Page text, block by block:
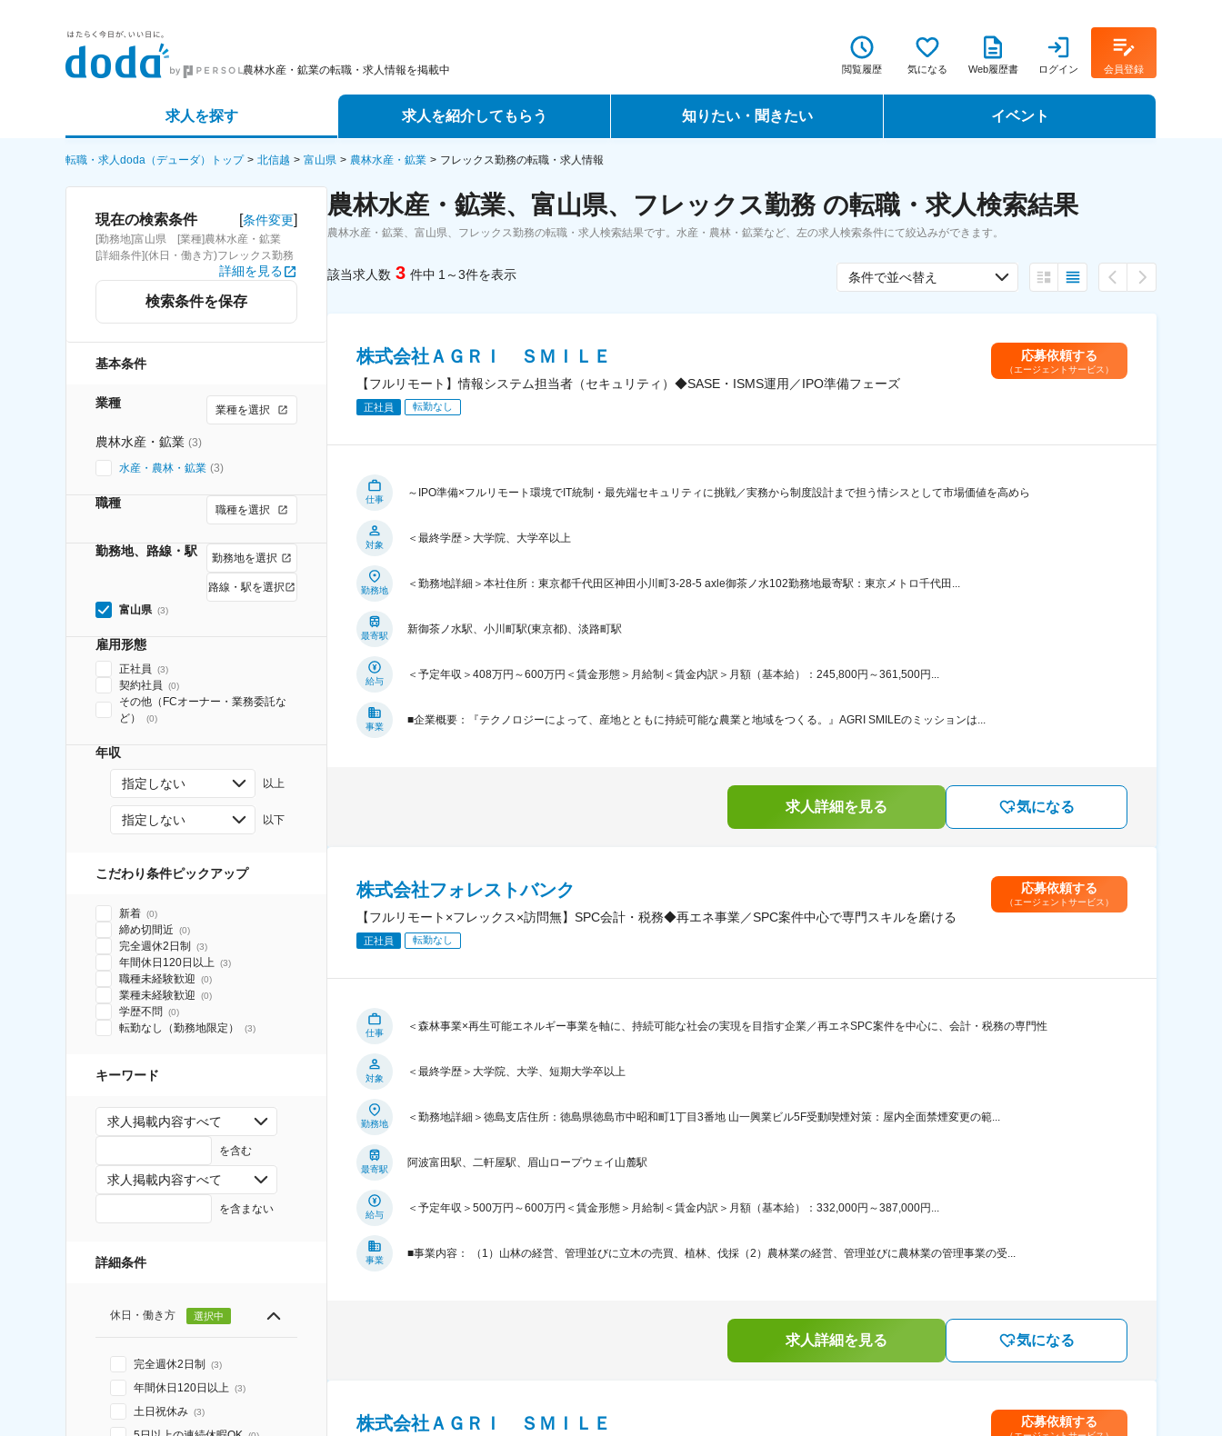
農林水産・鉱業の転職・求人情報を掲載中 閲覧履歴 気になる Web履歴書 ログイン 会員登録
求人を探す
詳細条件から探す
求人特集から探す
求人を紹介してもらう
エージェントサービス
スカウトサービス
知りたい・聞きたい
データで見る転職
イベント
転職フェア
転職・求人doda（デューダ）トップ 北信越 富山県 農林水産・鉱業 フレックス勤務の転職・求人情報
現在の検索条件 [条件変更]
[勤務地]富山県 [業種]農林水産・鉱業
[詳細条件](休日・働き方)フレックス勤務
詳細を見る
検索条件を保存
基本条件
業種 業種を選択
農林水産・鉱業 (3)
水産・農林・鉱業 (3)
職種 職種を選択
勤務地、路線・駅 勤務地を選択
路線・駅を選択
富山県 (3)
雇用形態
正社員 (3)
契約社員 (0)
その他（FCオーナー・業務委託な
ど）
(0)
年収
指定しない 以上
指定しない 以下
こだわり条件ピックアップ
新着 (0)
締め切間近 (0)
完全週休2日制 (3)
年間休日120日以上 (3)
職種未経験歓迎 (0)
業種未経験歓迎 (0)
学歴不問 (0)
転勤なし（勤務地限定） (3)
キーワード
求人掲載内容すべて
を含む
求人掲載内容すべて
を含まない
詳細条件
休日・働き方 選択中
完全週休2日制 (3)
年間休日120日以上 (3)
土日祝休み (3)
農林水産・鉱業、富山県、フレックス勤務 の転職・求人検索結果
農林水産・鉱業、富山県、フレックス勤務の転職・求人検索結果です。水産・農林・鉱業など、左の求人検索条件にて絞込みができます。
該当求人数 3 件中 1～3件を表示 条件で並べ替え
株式会社ＡＧＲＩ ＳＭＩＬＥ
【フルリモート】情報システム担当者（セキュリティ）◆SASE・ISMS運用／IPO準備フェーズ
正社員 転勤なし
応募依頼する
（エージェントサービス）
仕事
～IPO準備×フルリモート環境でIT統制・最先端セキュリティに挑戦／実務から制度設計まで担う情シスとして市場価値を高めら
対象
＜最終学歴＞大学院、大学卒以上
勤務地
＜勤務地詳細＞本社住所：東京都千代田区神田小川町3-28-5 axle御茶ノ水102勤務地最寄駅：東京メトロ千代田...
最寄駅
新御茶ノ水駅、小川町駅(東京都)、淡路町駅
給与
＜予定年収＞408万円～600万円＜賃金形態＞月給制＜賃金内訳＞月額（基本給）：245,800円～361,500円...
事業
■企業概要：『テクノロジーによって、産地とともに持続可能な農業と地域をつくる。』AGRI SMILEのミッションは...
求人詳細を見る 気になる
株式会社フォレストバンク
【フルリモート×フレックス×訪問無】SPC会計・税務◆再エネ事業／SPC案件中心で専門スキルを磨ける
正社員 転勤なし
応募依頼する
（エージェントサービス）
仕事
＜森林事業×再生可能エネルギー事業を軸に、持続可能な社会の実現を目指す企業／再エネSPC案件を中心に、会計・税務の専門性
対象
＜最終学歴＞大学院、大学、短期大学卒以上
勤務地
＜勤務地詳細＞徳島支店住所：徳島県徳島市中昭和町1丁目3番地 山一興業ビル5F受動喫煙対策：屋内全面禁煙変更の範...
最寄駅
阿波富田駅、二軒屋駅、眉山ロープウェイ山麓駅
給与
＜予定年収＞500万円～600万円＜賃金形態＞月給制＜賃金内訳＞月額（基本給）：332,000円～387,000円...
事業
■事業内容： （1）山林の経営、管理並びに立木の売買、植林、伐採（2）農林業の経営、管理並びに農林業の管理事業の受...
求人詳細を見る 気になる
株式会社ＡＧＲＩ ＳＭＩＬＥ 応募依頼する